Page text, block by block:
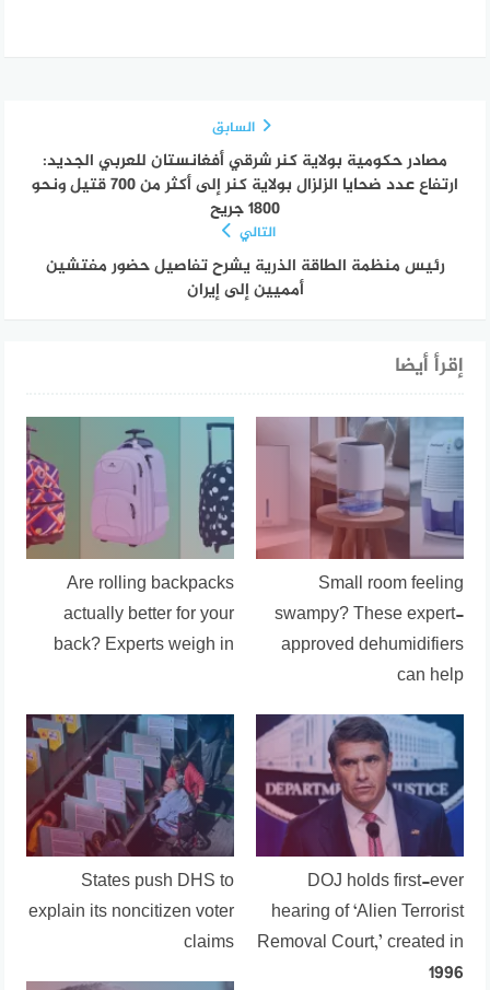
السابق
مصادر حكومية بولاية كنر شرقي أفغانستان للعربي الجديد:
ارتفاع عدد ضحايا الزلزال بولاية كنر إلى أكثر من 700 قتيل ونحو
1800 جريح
التالي
رئيس منظمة الطاقة الذرية يشرح تفاصيل حضور مفتشين
أمميين إلى إيران
إقرأ أيضا
Small room feeling
swampy? These expert-
approved dehumidifiers
can help
Are rolling backpacks
actually better for your
back? Experts weigh in
DOJ holds first-ever
hearing of ‘Alien Terrorist
Removal Court,’ created in
1996
States push DHS to
explain its noncitizen voter
claims